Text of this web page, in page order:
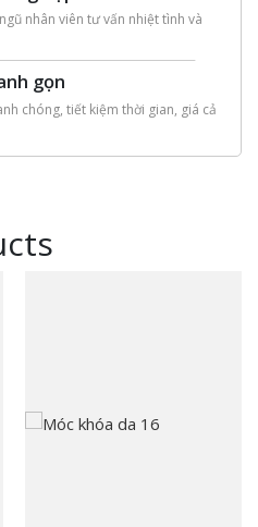
nhân viên tư vấn nhiệt tình và
gọn
chóng, tiết kiệm thời gian, giá cả